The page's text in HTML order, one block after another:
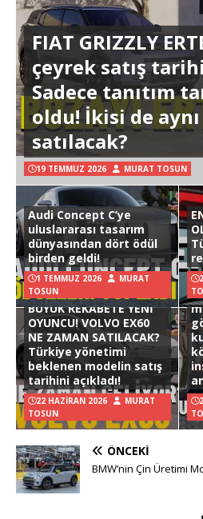
FIAT GRIZZLY
çeyrek satış
Sadece tanıtım
oldu! İkisi de
satılacak?
19 TEMMUZ 2026 MURAT TOSUN
Audi Concept C’ye
uluslararası tasarım
dünyasından dört ödül
birden geldi!
1 TEMMUZ 2026
MURAT
TOSUN
BÜYÜK REKABETE YENİ
OYUNCU! VOLVO EX60
NE ZAMAN SATILACAK?
Türkiye yönetimi
beklenen modelin satış
tarihini açıkladı!
22 HAZIRAN 2026
MURAT
TOSUN
ÖNCEKI
BMW’nin Çin Üretimi